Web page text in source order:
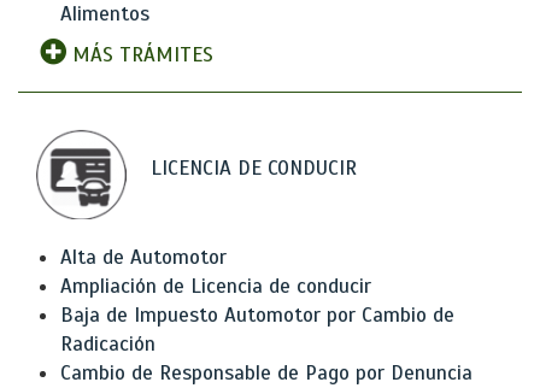
Alimentos
MÁS TRÁMITES
LICENCIA DE CONDUCIR
Alta de Automotor
Ampliación de Licencia de conducir
Baja de Impuesto Automotor por Cambio de
Radicación
Cambio de Responsable de Pago por Denuncia